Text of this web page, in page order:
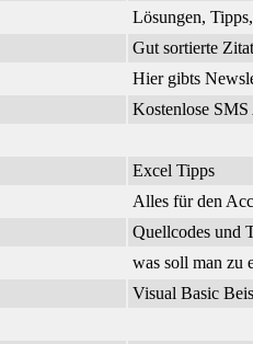
Lösungen,
Gut sortierte
Hier gibts
Kostenlose
Excel Tipps
Alles für den
Quellcodes und
was soll man zu
Visual Basic